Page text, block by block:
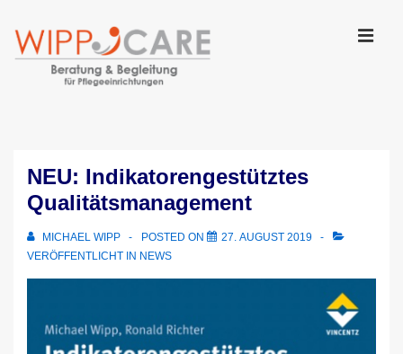
Zum
Inhalt
NEU: Indikatorengestütztes
Qualitätsmanagement
MICHAEL WIPP POSTED ON
27. AUGUST 2019
VERÖFFENTLICHT IN NEWS